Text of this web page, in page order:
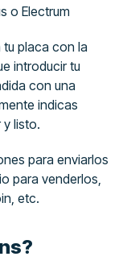
o Electrum
placa con la
introducir tu
con una
indicas
listo.
para enviarlos
para venderlos,
etc.